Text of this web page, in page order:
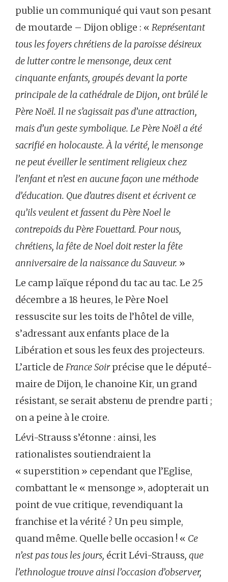
publie un communiqué qui vaut son pesant
de moutarde – Dijon oblige : « Représentant
tous les foyers chrétiens de la paroisse désireux
de lutter contre le mensonge, deux cent
cinquante enfants, groupés devant la porte
principale de la cathédrale de Dijon, ont brûlé le
Père Noël. Il ne s’agissait pas d’une attraction,
mais d’un geste symbolique. Le Père Noël a été
sacrifié en holocauste. À la vérité, le mensonge
ne peut éveiller le sentiment religieux chez
l’enfant et n’est en aucune façon une méthode
d’éducation. Que d’autres disent et écrivent ce
qu’ils veulent et fassent du Père Noel le
contrepoids du Père Fouettard. Pour nous,
chrétiens, la fête de Noel doit rester la fête
anniversaire de la naissance du Sauveur. »
Le camp laïque répond du tac au tac. Le 25
décembre a 18 heures, le Père Noel
ressuscite sur les toits de l’hôtel de ville,
s’adressant aux enfants place de la
Libération et sous les feux des projecteurs.
L’article de France Soirprécise que le député-
maire de Dijon, le chanoine Kir, un grand
résistant, se serait abstenu de prendre parti ;
on a peine à le croire.
Lévi-Strauss s’étonne : ainsi, les
rationalistes soutiendraient la
« superstition » cependant que l’Eglise,
combattant le « mensonge », adopterait un
point de vue critique, revendiquant la
franchise et la vérité ? Un peu simple,
quand même. Quelle belle occasion ! « Ce
n’est pas tous les jours, écrit Lévi-Strauss, que
l’ethnologue trouve ainsi l’occasion d’observer,